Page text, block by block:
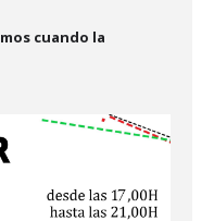
cuando la